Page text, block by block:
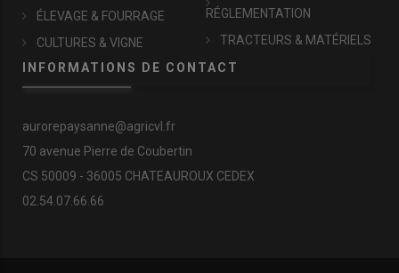
ÉLEVAGE & FOURRAGE
CULTURES & VIGNE
RÉGLEMENTATION
TRACTEURS & MATÉRIELS
INFORMATIONS DE CONTACT
aurorepaysanne@agricvl.fr
70 avenue Pierre de Coubertin
CS 50009 - 36005 CHATEAUROUX CEDEX
02.54.07.66.66